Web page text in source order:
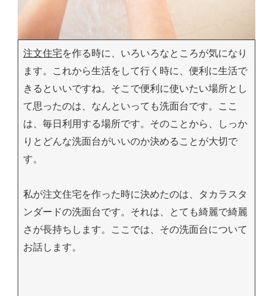
注文住宅を作る時に、いろいろなところが気になり
ます。これから生活をして行く時に、便利に生活で
きるといいですね。そこで便利に使いたい場所とし
て思ったのは、なんといっても洗面台です。ここ
は、毎日利用する場所です。そのことから、しっか
りとどんな洗面台がいいのか決めることが大切で
す。
私が注文住宅を作った時に決めたのは、タカラスタ
ンダードの洗面台です。それは、とても綺麗で綺麗
さが長持ちします。ここでは、その洗面台について
お話します。